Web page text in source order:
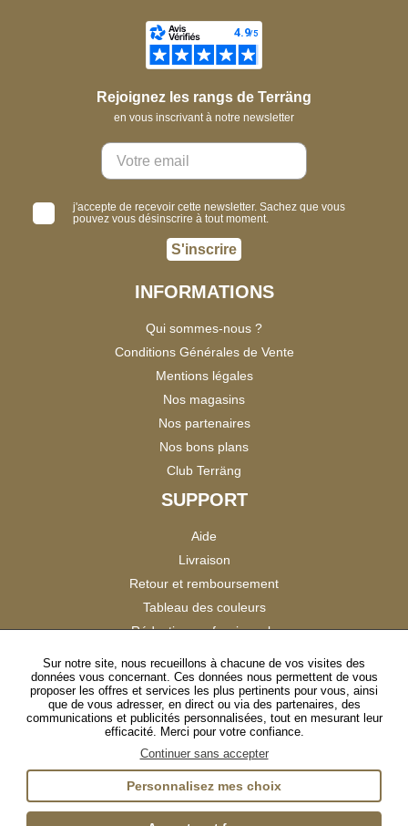
Rejoignez les rangs de Terräng
en vous inscrivant à notre newsletter
j'accepte de recevoir cette newsletter. Sachez que vous
pouvez vous désinscrire à tout moment.
S'inscrire
INFORMATIONS
Qui sommes-nous ?
Conditions Générales de Vente
Mentions légales
Nos magasins
Nos partenaires
Nos bons plans
Club Terräng
SUPPORT
Aide
Livraison
Retour et remboursement
Tableau des couleurs
Réduction professionnels
Satisfaction Clients
SUIVEZ-NOUS
InstagramTikTokFacebookYouTubeLinkedIn
Sur notre site, nous recueillons à chacune de vos visites des
données vous concernant. Ces données nous permettent de vous
proposer les offres et services les plus pertinents pour vous, ainsi
que de vous adresser, en direct ou via des partenaires, des
communications et publicités personnalisées, tout en mesurant leur
efficacité. Merci pour votre confiance.
Continuer sans accepter
Personnalisez mes choix